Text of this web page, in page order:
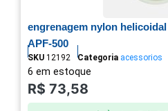
engrenagem nylon
APF-500
SKU 12192 Categoria acessorios
6 em estoque
R$ 73,58